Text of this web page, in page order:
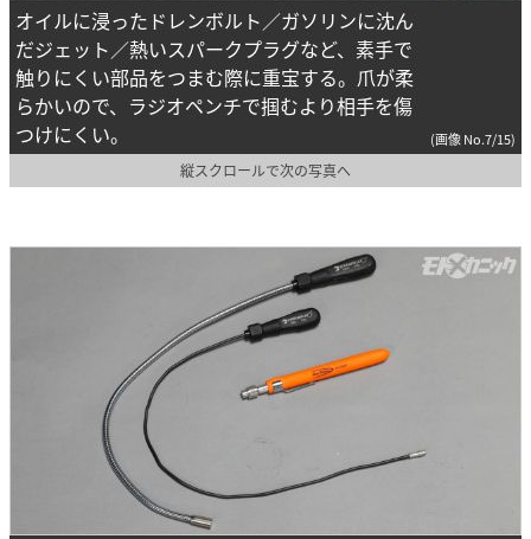
オイルに浸ったドレンボルト／ガソリンに沈ん
だジェット／熱いスパークプラグなど、素手で
触りにくい部品をつまむ際に重宝する。爪が柔
らかいので、ラジオペンチで掴むより相手を傷
つけにくい。
(画像 No.7/15)
縦スクロールで次の写真へ